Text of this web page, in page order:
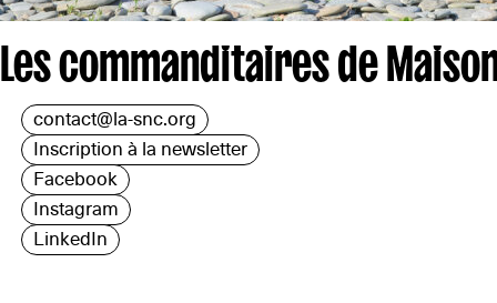
Les commanditaires de
contact@la-snc.org
Inscription à la newsletter
Facebook
Instagram
LinkedIn